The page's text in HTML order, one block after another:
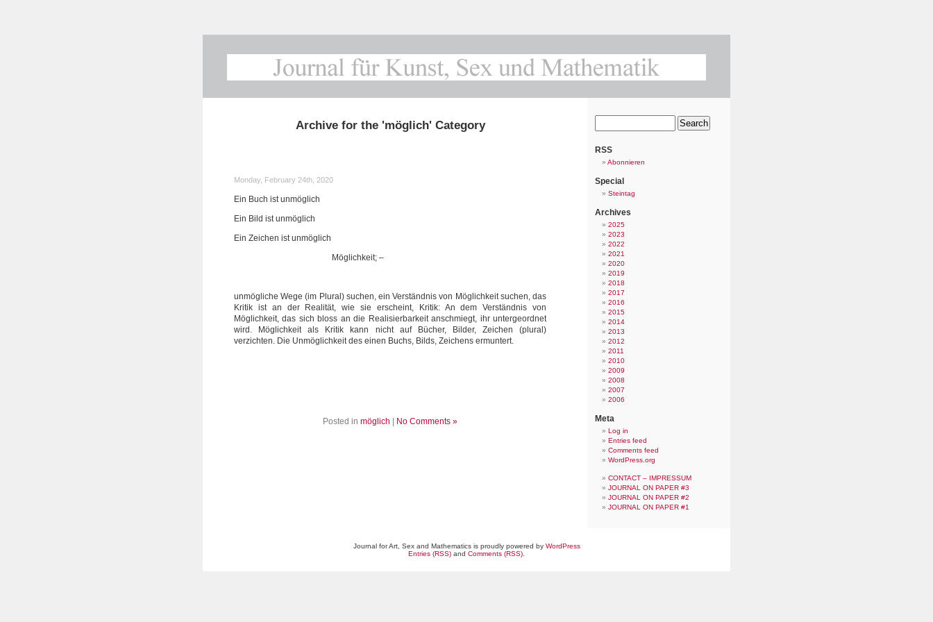
Archive for the 'möglich' Category
Monday, February 24th, 2020
Ein Buch ist unmöglich
Ein Bild ist unmöglich
Ein Zeichen ist unmöglich
Möglichkeit; –
unmögliche Wege (im Plural) suchen, ein Verständnis von Möglichkeit suchen, das
Kritik ist an der Realität, wie sie erscheint, Kritik: An dem Verständnis von
Möglichkeit, das sich bloss an die Realisierbarkeit anschmiegt, ihr untergeordnet
wird. Möglichkeit als Kritik kann nicht auf Bücher, Bilder, Zeichen (plural)
verzichten. Die Unmöglichkeit des einen Buchs, Bilds, Zeichens ermuntert.
Posted in möglich No Comments »
RSS
Abonnieren
Special
Steintag
Archives
2025
2023
2022
2021
2020
2019
2018
2017
2016
2015
2014
2013
2012
2011
2010
2009
2008
2007
2006
Meta
Log in
Entries feed
Comments feed
WordPress.org
CONTACT – IMPRESSUM
JOURNAL ON PAPER #3
JOURNAL ON PAPER #2
JOURNAL ON PAPER #1
Journal for Art, Sex and Mathematics is proudly powered by WordPress
Entries (RSS) and Comments (RSS)